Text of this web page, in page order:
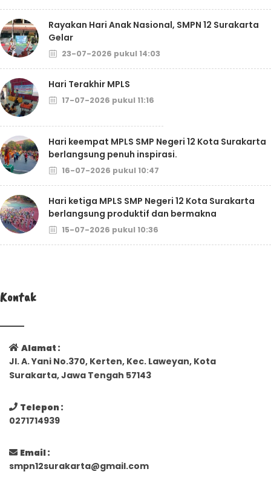
Rayakan Hari Anak Nasional, SMPN 12 Surakarta
Gelar
23-07-2026 pukul 14:03
Hari Terakhir MPLS
17-07-2026 pukul 11:16
Hari keempat MPLS SMP Negeri 12 Kota Surakarta
berlangsung penuh inspirasi.
16-07-2026 pukul 10:47
Hari ketiga MPLS SMP Negeri 12 Kota Surakarta
berlangsung produktif dan bermakna
15-07-2026 pukul 10:36
Kontak
Alamat :
Jl. A. Yani No.370, Kerten, Kec. Laweyan, Kota
Surakarta, Jawa Tengah 57143
Telepon :
0271714939
Email :
smpn12surakarta@gmail.com